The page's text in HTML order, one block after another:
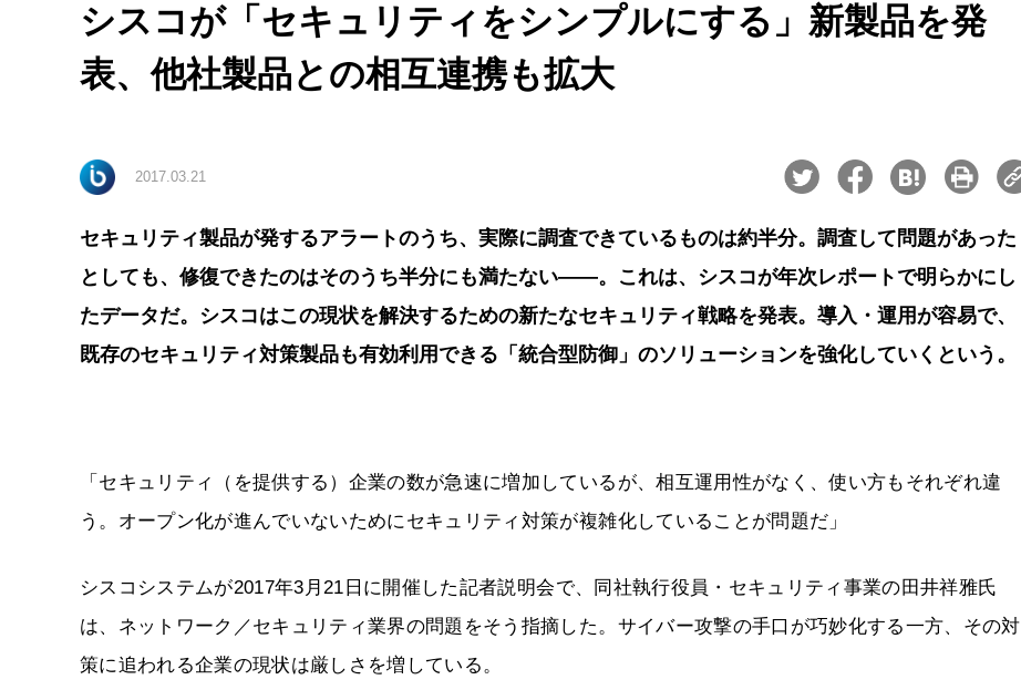
シスコが「セキュリティをシンプルにする」新製品を発
表、他社製品との相互連携も拡大
2017.03.21
セキュリティ製品が発するアラートのうち、実際に調査できているものは約半分。調査して問題があった
としても、修復できたのはそのうち半分にも満たない――。これは、シスコが年次レポートで明らかにし
たデータだ。シスコはこの現状を解決するための新たなセキュリティ戦略を発表。導入・運用が容易で、
既存のセキュリティ対策製品も有効利用できる「統合型防御」のソリューションを強化していくという。
「セキュリティ（を提供する）企業の数が急速に増加しているが、相互運用性がなく、使い方もそれぞれ違
う。オープン化が進んでいないためにセキュリティ対策が複雑化していることが問題だ」
シスコシステムが2017年3月21日に開催した記者説明会で、同社執行役員・セキュリティ事業の田井祥雅氏
は、ネットワーク／セキュリティ業界の問題をそう指摘した。サイバー攻撃の手口が巧妙化する一方、その対
策に追われる企業の現状は厳しさを増している。